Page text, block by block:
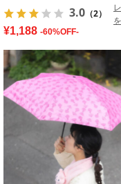
3.0 （2）
¥1,188 -60%OFF-